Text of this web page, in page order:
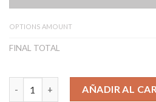
OPTIONS AMOUNT
FINAL TOTAL
Camiseta Real MadridAÑADIR AL